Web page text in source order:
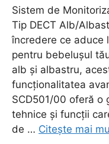
Sistem de
Tip DECT Alb/
încredere ce aduce
pentru bebelușul
alb și albastru,
funcționalitatea
SCD501/00 oferă o
tehnice și funcții
de … Citește mai